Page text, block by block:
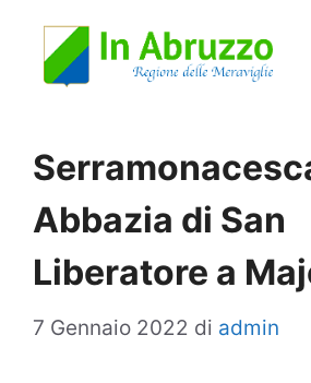
Abbazia di San
Liberatore a
7 Gennaio 2022 di admin